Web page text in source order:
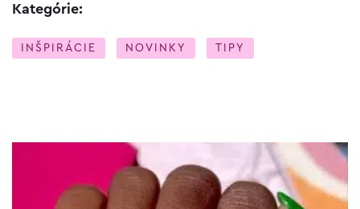
Kategórie:
INŠPIRÁCIE NOVINKY TIPY